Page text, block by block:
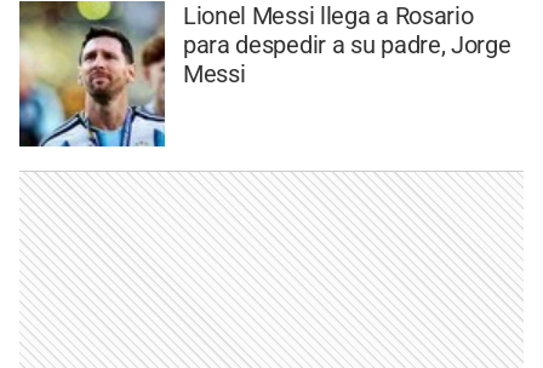
Lionel Messi llega a Rosario
para despedir a su padre, Jorge
Messi